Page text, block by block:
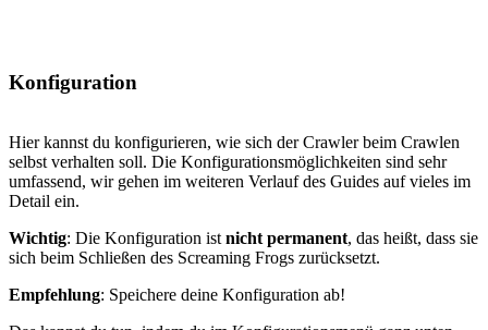
Konfiguration
Hier kannst du konfigurieren, wie sich der Crawler beim Crawlen
selbst verhalten soll. Die Konfigurationsmöglichkeiten sind sehr
umfassend, wir gehen im weiteren Verlauf des Guides auf vieles im
Detail ein.
Wichtig: Die Konfiguration ist nicht permanent, das heißt, dass sie
sich beim Schließen des Screaming Frogs zurücksetzt.
Empfehlung: Speichere deine Konfiguration ab!